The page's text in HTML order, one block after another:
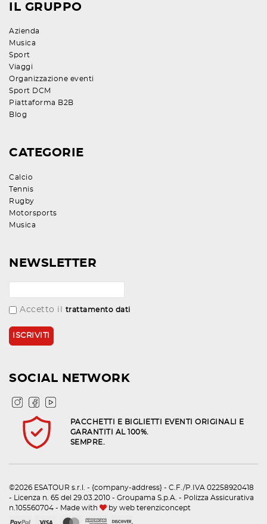
IL GRUPPO
Azienda
Musica
Sport
Viaggi
Organizzazione eventi
Sport DCM
Piattaforma B2B
Blog
CATEGORIE
Calcio
Tennis
Rugby
Motorsports
Musica
NEWSLETTER
Accetto il trattamento dati
SOCIAL NETWORK
PACCHETTI E BIGLIETTI EVENTI ORIGINALI E
GARANTITI AL 100%.
SEMPRE.
©2026 ESATOUR s.r.l. - {company-address} - C.F./P.IVA 02258920418
- Licenza n. 65 del 29.03.2010 - Groupama S.p.A. - Polizza Assicurativa
n.105560704 - Made with
by web terenziconcept